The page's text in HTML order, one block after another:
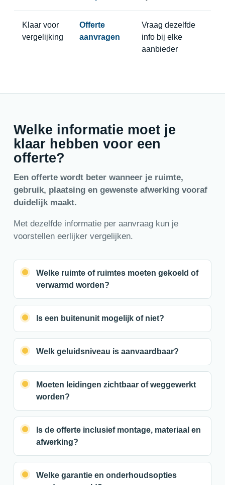
Klaar voor
vergelijking
Offerte
aanvragen
Vraag dezelfde
info bij elke
aanbieder
Welke informatie moet je
klaar hebben voor een
offerte?
Een offerte wordt beter wanneer je ruimte,
gebruik, plaatsing en gewenste afwerking vooraf
duidelijk maakt.
Met dezelfde informatie per aanvraag kun je
voorstellen eerlijker vergelijken.
Welke ruimte of ruimtes moeten gekoeld of
verwarmd worden?
Is een buitenunit mogelijk of niet?
Welk geluidsniveau is aanvaardbaar?
Moeten leidingen zichtbaar of weggewerkt
worden?
Is de offerte inclusief montage, materiaal en
afwerking?
Welke garantie en onderhoudsopties